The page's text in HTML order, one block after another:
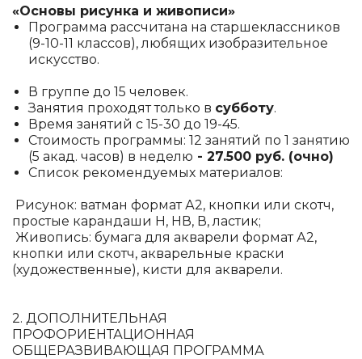
«Основы рисунка и живописи»
Программа рассчитана на старшеклассников
(9-10-11 классов), любящих изобразительное
искусство.
В группе до 15 человек.
Занятия проходят только в субботу.
Время занятий с 15-30 до 19-45.
Стоимость программы: 12 занятий по 1 занятию
(5 акад. часов) в неделю - 27.500 руб. (очно)
Список рекомендуемых материалов:
Рисунок: ватман формат А2, кнопки или скотч,
простые карандаши H, HВ, В, ластик;
Живопись: бумага для акварели формат А2,
кнопки или скотч, акварельные краски
(художественные), кисти для акварели.
2. ДОПОЛНИТЕЛЬНАЯ
ПРОФОРИЕНТАЦИОННАЯ
ОБЩЕРАЗВИВАЮЩАЯ ПРОГРАММА